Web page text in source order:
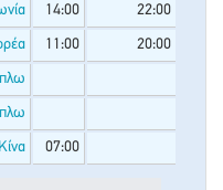
14:00 22:00
11:00 20:00
07:00